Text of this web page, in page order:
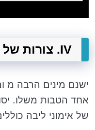
IV. צורות של אימוני ליבה
ישנם מינים הרבה מ
אחד הטבות משלו.
של אימוני ליבה